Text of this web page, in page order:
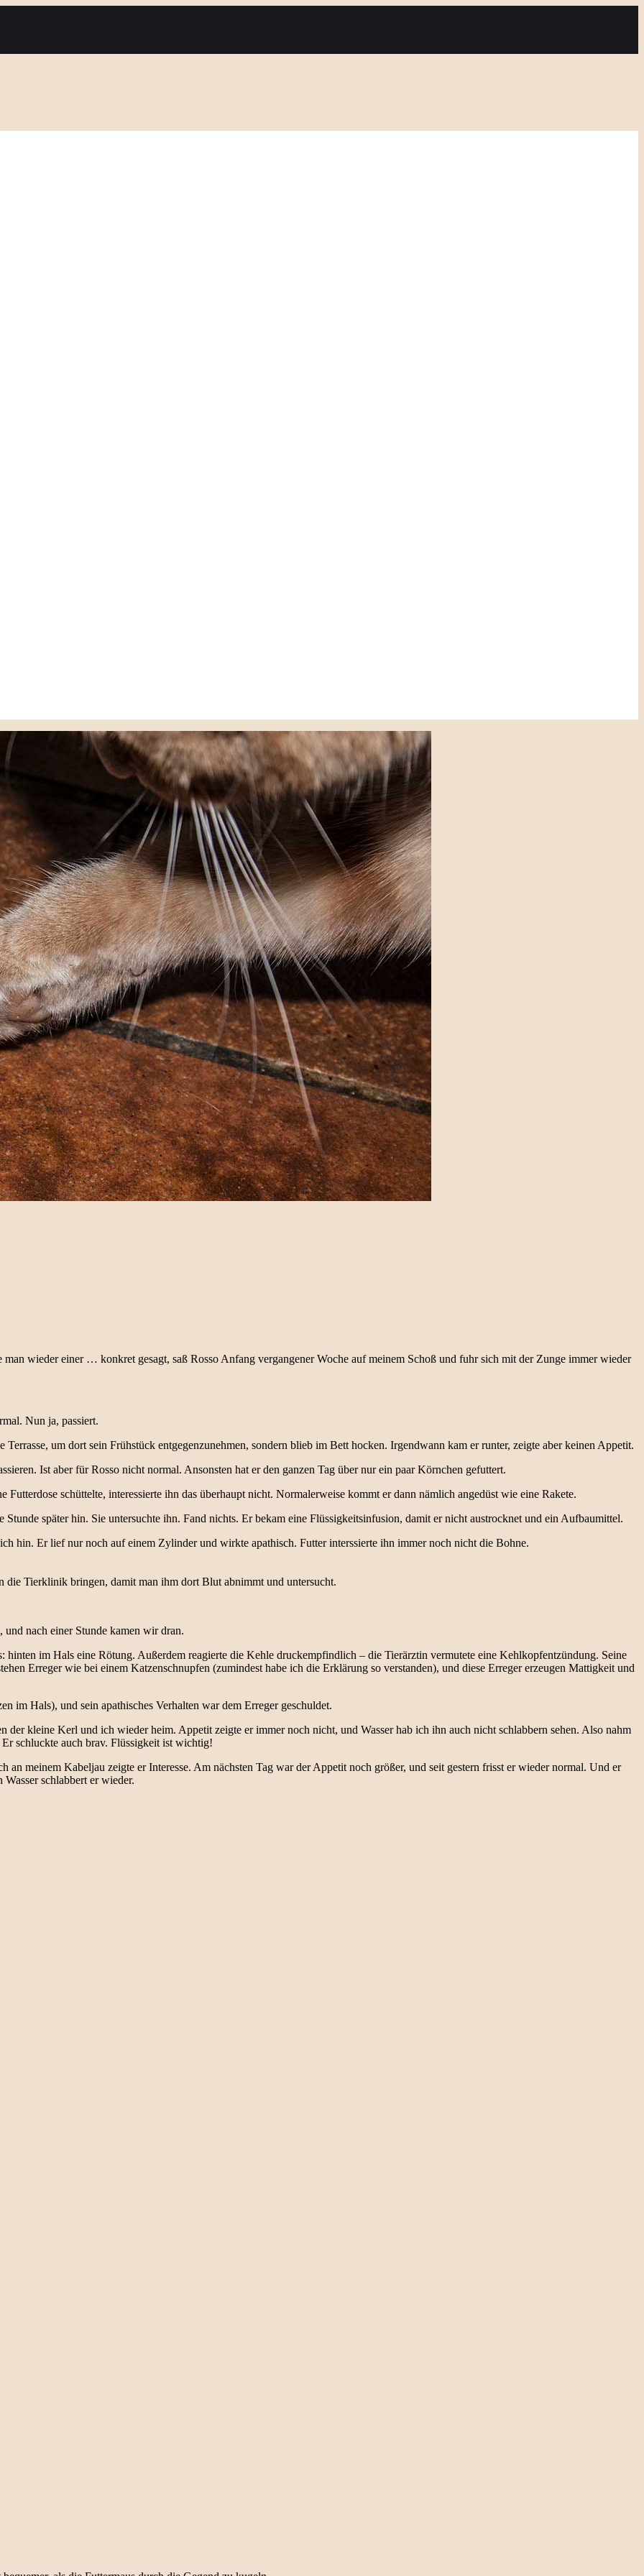
wieder einer … konkret gesagt, saß Rosso Anfang vergangener Woche auf meinem Schoß und fuhr sich mit der Zunge immer wieder
Nun ja, passiert.
um dort sein Frühstück entgegenzunehmen, sondern blieb im Bett hocken. Irgendwann kam er runter, zeigte aber keinen Appetit.
Ist aber für Rosso nicht normal. Ansonsten hat er den ganzen Tag über nur ein paar Körnchen gefuttert.
schüttelte, interessierte ihn das überhaupt nicht. Normalerweise kommt er dann nämlich angedüst wie eine Rakete.
später hin. Sie untersuchte ihn. Fand nichts. Er bekam eine Flüssigkeitsinfusion, damit er nicht austrocknet und ein Aufbaumittel.
hin. Er lief nur noch auf einem Zylinder und wirkte apathisch. Futter interssierte ihn immer noch nicht die Bohne.
Tierklinik bringen, damit man ihm dort Blut abnimmt und untersucht.
nach einer Stunde kamen wir dran.
hinten im Hals eine Rötung. Außerdem reagierte die Kehle druckempfindlich – die Tierärztin vermutete eine Kehlkopfentzündung. Seine
Erreger wie bei einem Katzenschnupfen (zumindest habe ich die Erklärung so verstanden), und diese Erreger erzeugen Mattigkeit und
im Hals), und sein apathisches Verhalten war dem Erreger geschuldet.
kleine Kerl und ich wieder heim. Appetit zeigte er immer noch nicht, und Wasser hab ich ihn auch nicht schlabbern sehen. Also nahm
schluckte auch brav. Flüssigkeit ist wichtig!
meinem Kabeljau zeigte er Interesse. Am nächsten Tag war der Appetit noch größer, und seit gestern frisst er wieder normal. Und er
schlabbert er wieder.